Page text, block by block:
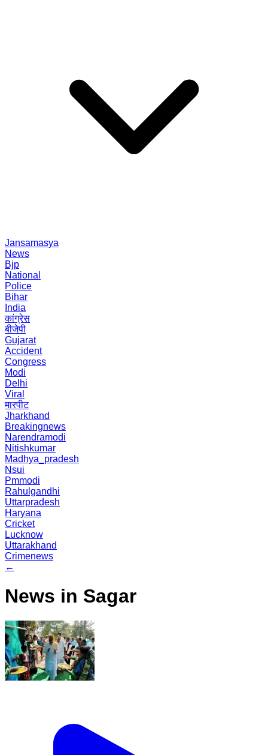
Jansamasya
News
Bjp
National
Police
Bihar
India
कांग्रेस
बीजेपी
Gujarat
Accident
Congress
Modi
Delhi
Viral
मारपीट
Jharkhand
Breakingnews
Narendramodi
Nitishkumar
Madhya_pradesh
Nsui
Pmmodi
Rahulgandhi
Uttarpradesh
Haryana
Cricket
Lucknow
Uttarakhand
Crimenews
←
News in Sagar